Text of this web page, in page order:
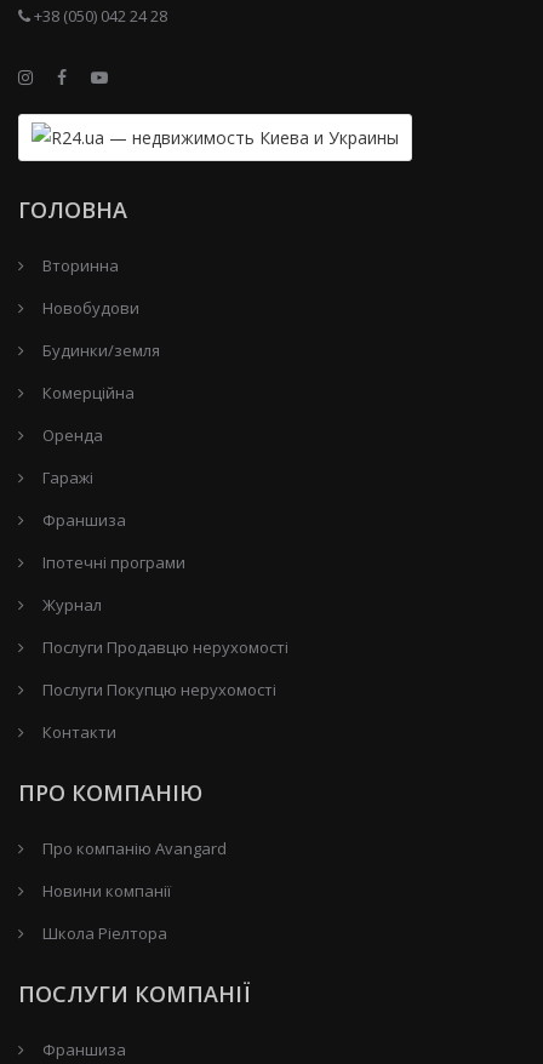
+38 (050) 042 24 28
ГОЛОВНА
Вторинна
Новобудови
Будинки/земля
Комерційна
Оренда
Гаражі
Франшиза
Іпотечні програми
Журнал
Послуги Продавцю нерухомості
Послуги Покупцю нерухомості
Контакти
ПРО КОМПАНІЮ
Про компанію Avangard
Новини компанії
Школа Ріелтора
ПОСЛУГИ КОМПАНІЇ
Франшиза